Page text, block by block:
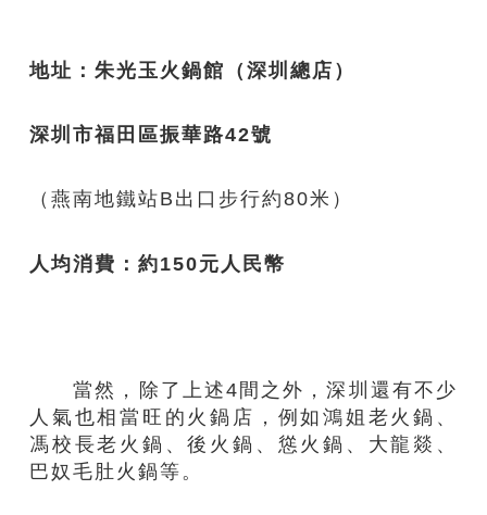
地址：朱光玉火鍋館（深圳總店）
深圳市福田區振華路42號
（燕南地鐵站B出口步行約80米）
人均消費：約150元 人民幣
當然，除了上述4間之外，深圳還有不少
人氣也相當旺的火鍋店，例如鴻姐老火鍋、
馮校長老火鍋、後火鍋、慫火鍋、大龍燚、
巴奴毛肚火鍋等。